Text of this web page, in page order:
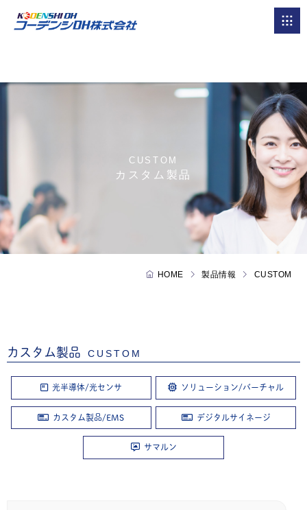
CUSTOM
カスタム製品
HOME 製品情報 CUSTOM
カスタム製品 CUSTOM
光半導体/光センサ ソリューション/バーチャル
カスタム製品/EMS デジタルサイネージ
サマルン